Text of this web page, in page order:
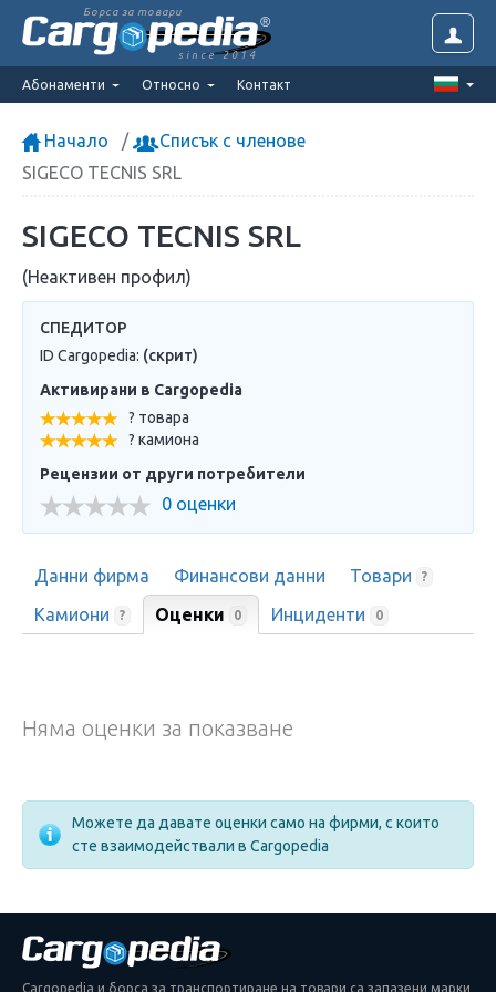
Борса за товари
since 2014
Абонаменти Относно Контакт
Начало
Списък с членове
SIGECO TECNIS SRL
SIGECO TECNIS SRL
(Неактивен профил)
СПЕДИТОР
ID Cargopedia: (скрит)
Активирани в Cargopedia
? товара
? камиона
Рецензии от други потребители
0 оценки
Данни фирма Финансови данни Товари ?
Камиони ? Оценки 0 Инциденти 0
Няма оценки за показване
Можете да давате оценки само на фирми, с които
сте взаимодействали в Cargopedia
Cargopedia и борса за транспортиране на товари са запазени марки